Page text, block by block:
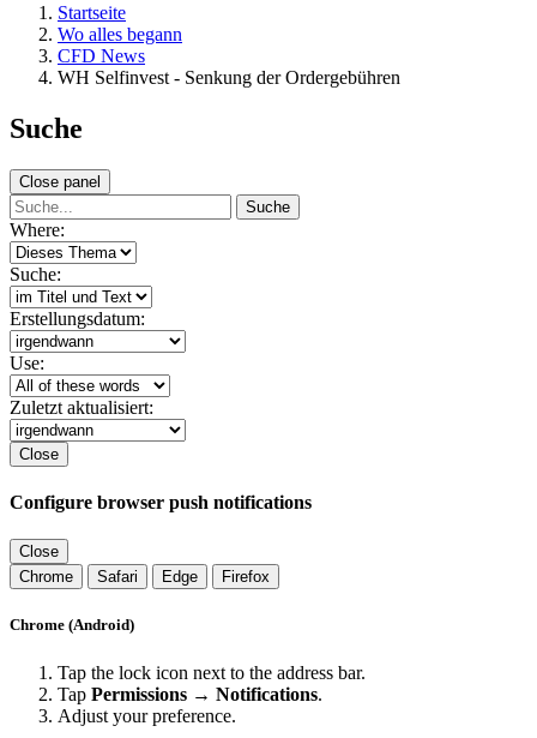
Startseite
Wo alles begann
CFD News
WH Selfinvest - Senkung der Ordergebühren
Suche
Close panel
Suche
Where:
Suche:
Erstellungsdatum:
Use:
Zuletzt aktualisiert:
Close
Configure browser push notifications
Close
Chrome
Safari Edge Firefox
Chrome (Android)
Tap the lock icon next to the address bar.
Tap Permissions → Notifications.
Adjust your preference.